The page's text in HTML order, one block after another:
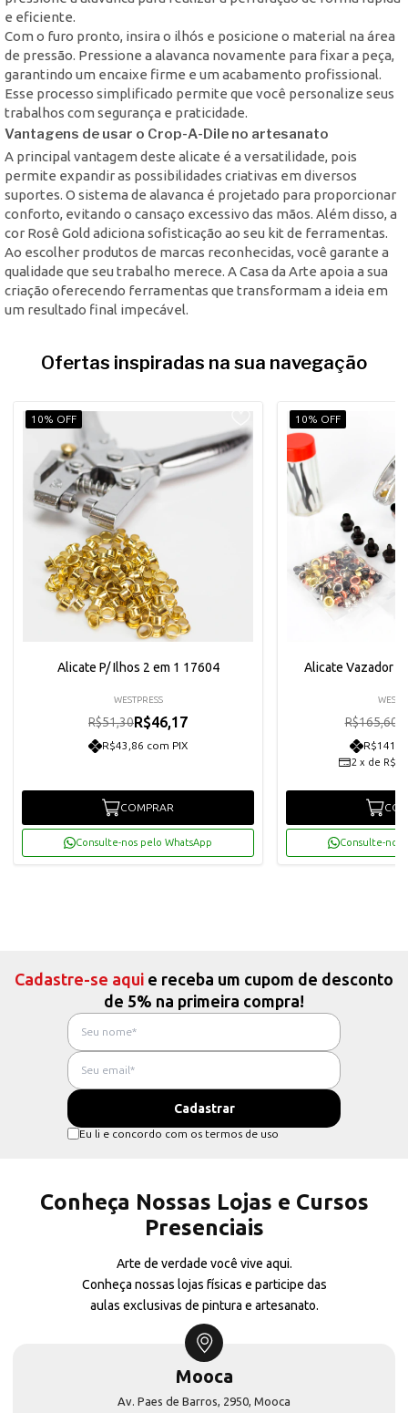
e eficiente.
Com o furo pronto, insira o ilhós e posicione o material na área
de pressão. Pressione a alavanca novamente para fixar a peça,
garantindo um encaixe firme e um acabamento profissional.
Esse processo simplificado permite que você personalize seus
trabalhos com segurança e praticidade.
Vantagens de usar o Crop-A-Dile no artesanato
A principal vantagem deste alicate é a versatilidade, pois
permite expandir as possibilidades criativas em diversos
suportes. O sistema de alavanca é projetado para proporcionar
conforto, evitando o cansaço excessivo das mãos. Além disso, a
cor Rosê Gold adiciona sofisticação ao seu kit de ferramentas.
Ao escolher produtos de marcas reconhecidas, você garante a
qualidade que seu trabalho merece. A Casa da Arte apoia a sua
criação oferecendo ferramentas que transformam a ideia em
um resultado final impecável.
Ofertas inspiradas na sua navegação
10% OFF
Alicate P/ Ilhos 2 em 1 17604
WESTPRESS
R$51,30R$46,17
R$43,86 com PIX
COMPRAR
Consulte-nos pelo WhatsApp
10% OFF
Alicate Vazador
R$165,60
2 x de
Consulte-nos
Cadastre-se aqui e receba um cupom de desconto
de 5% na primeira compra!
Eu li e concordo com os termos de uso
Conheça Nossas Lojas e Cursos
Presenciais
Arte de verdade você vive aqui.
Conheça nossas lojas físicas e participe das
aulas exclusivas de pintura e artesanato.
Mooca
Av. Paes de Barros, 2950, Mooca